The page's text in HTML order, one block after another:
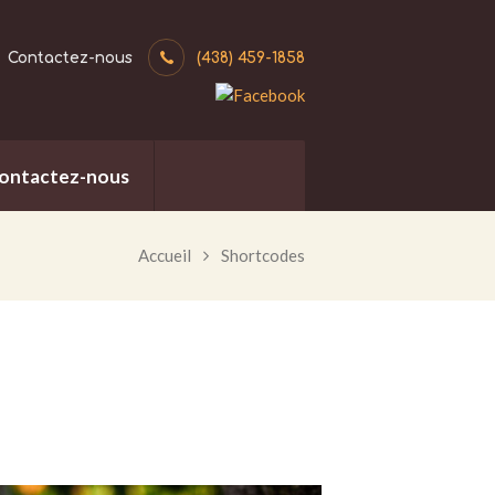
Contactez-nous (438) 459-1858
nous
Accueil Shortcodes